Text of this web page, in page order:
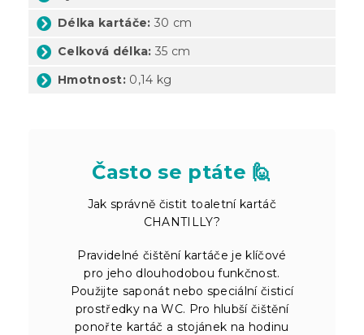
Délka kartáče: 30 cm
Celková délka: 35 cm
Hmotnost: 0,14 kg
Často se ptáte 🙋
Jak správně čistit toaletní kartáč
CHANTILLY?
Pravidelné čištění kartáče je klíčové
pro jeho dlouhodobou funkčnost.
Použijte saponát nebo speciální čisticí
prostředky na WC. Pro hlubší čištění
ponořte kartáč a stojánek na hodinu